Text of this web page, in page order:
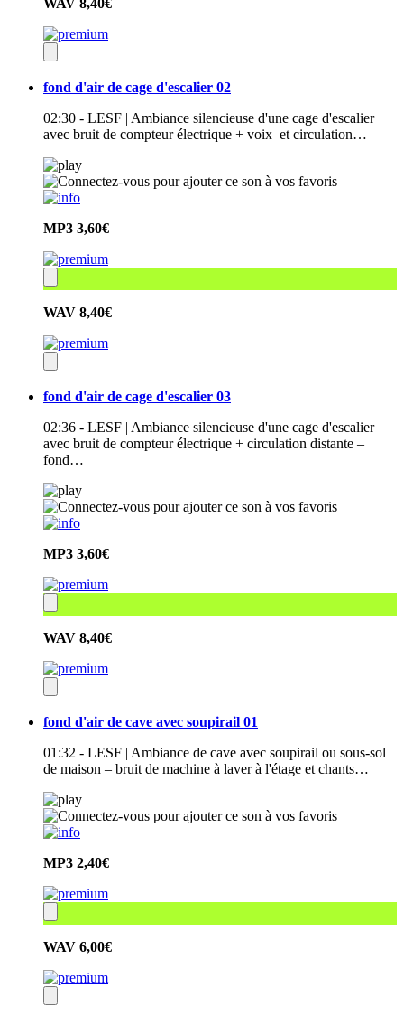
WAV 8,40€
fond d'air de cage d'escalier 02
02:30 - LESF | Ambiance silencieuse d'une cage d'escalier
avec bruit de compteur électrique + voix et circulation…
MP3 3,60€
WAV 8,40€
fond d'air de cage d'escalier 03
02:36 - LESF | Ambiance silencieuse d'une cage d'escalier
avec bruit de compteur électrique + circulation distante –
fond…
MP3 3,60€
WAV 8,40€
fond d'air de cave avec soupirail 01
01:32 - LESF | Ambiance de cave avec soupirail ou sous-sol
de maison – bruit de machine à laver à l'étage et chants…
MP3 2,40€
WAV 6,00€